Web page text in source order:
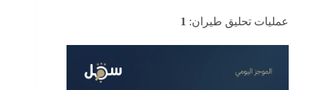
عمليات تحليق طيران: 1